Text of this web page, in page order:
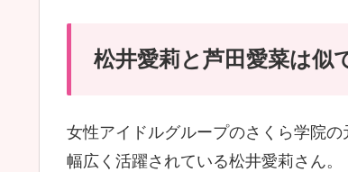
松井愛莉と芦田愛菜は似
女性アイドルグループのさくら学院
幅広く活躍されている松井愛莉さん。